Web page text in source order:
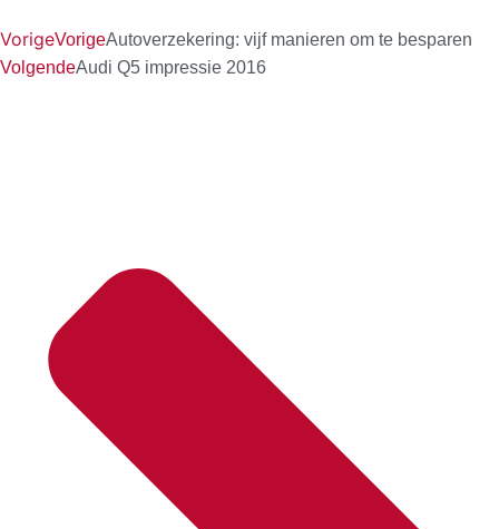
VorigeVorigeAutoverzekering: vijf manieren om te besparen
VolgendeAudi Q5 impressie 2016